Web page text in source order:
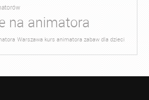
na animatora
Warszawa kurs animatora zabaw dla dzieci